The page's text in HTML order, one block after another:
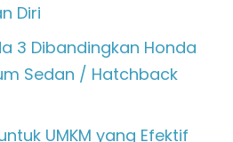
Diri
3 Dibandingkan Honda
Sedan / Hatchback
UMKM yang Efektif